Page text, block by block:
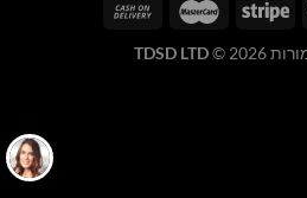
2026 ©
TDSD LTD